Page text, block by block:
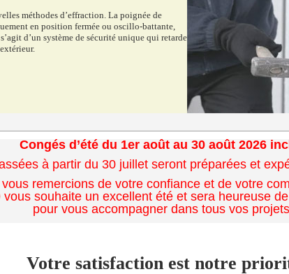
méthodes d’effraction. La poignée de
en position fermée ou oscillo-battante,
d’un système de sécurité unique qui retarde
Congés d’été du 1er août au 30 août 2026
à partir du 30 juillet seront préparées et
remercions de votre confiance et de votre
vous souhaite un excellent été et sera heureuse
pour vous accompagner dans tous vos
Votre satisfaction est notre